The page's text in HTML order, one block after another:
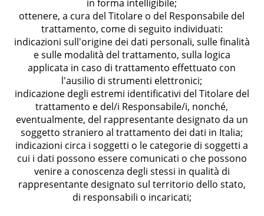
in forma intelligibile;
ottenere, a cura del Titolare o del Responsabile del
trattamento, come di seguito individuati:
indicazioni sull'origine dei dati personali, sulle finalità
e sulle modalità del trattamento, sulla logica
applicata in caso di trattamento effettuato con
l'ausilio di strumenti elettronici;
indicazione degli estremi identificativi del Titolare del
trattamento e del/i Responsabile/i, nonché,
eventualmente, del rappresentante designato da un
soggetto straniero al trattamento dei dati in Italia;
indicazioni circa i soggetti o le categorie di soggetti a
cui i dati possono essere comunicati o che possono
venire a conoscenza degli stessi in qualità di
rappresentante designato sul territorio dello stato,
di responsabili o incaricati;